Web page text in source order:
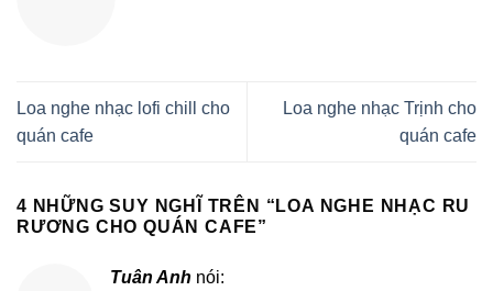
Loa nghe nhạc lofi chill cho
quán cafe
Loa nghe nhạc Trịnh cho
quán cafe
4 NHỮNG SUY NGHĨ TRÊN “ LOA NGHE NHẠC RU
RƯƠNG CHO QUÁN CAFE”
Tuân Anh nói: